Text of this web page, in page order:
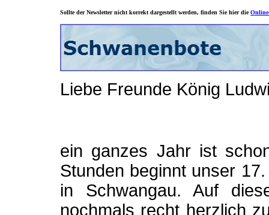
Sollte der Newsletter nicht korrekt dargestellt werden, finden Sie hier die
Liebe Freunde König
ein ganzes Jahr ist
Stunden beginnt unser
in Schwangau. Auf
nochmals recht herzlich